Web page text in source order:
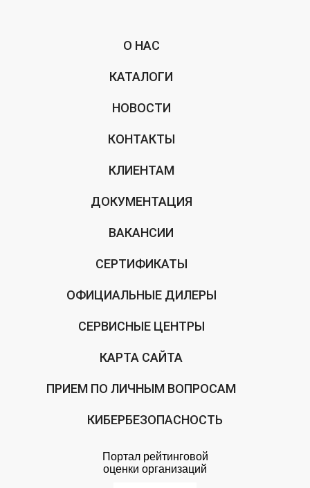
О НАС
КАТАЛОГИ
НОВОСТИ
КОНТАКТЫ
КЛИЕНТАМ
ДОКУМЕНТАЦИЯ
ВАКАНСИИ
СЕРТИФИКАТЫ
ОФИЦИАЛЬНЫЕ ДИЛЕРЫ
СЕРВИСНЫЕ ЦЕНТРЫ
КАРТА САЙТА
ПРИЕМ ПО ЛИЧНЫМ ВОПРОСАМ
КИБЕРБЕЗОПАСНОСТЬ
Портал рейтинговой
оценки организаций